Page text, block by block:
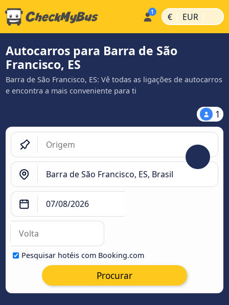
€ | EUR |
Autocarros para Barra de São
Francisco, ES
Barra de São Francisco, ES: Vê todas as ligações de autocarros
e encontra a mais conveniente para ti
1
Pesquisar hotéis com Booking.com
Procurar